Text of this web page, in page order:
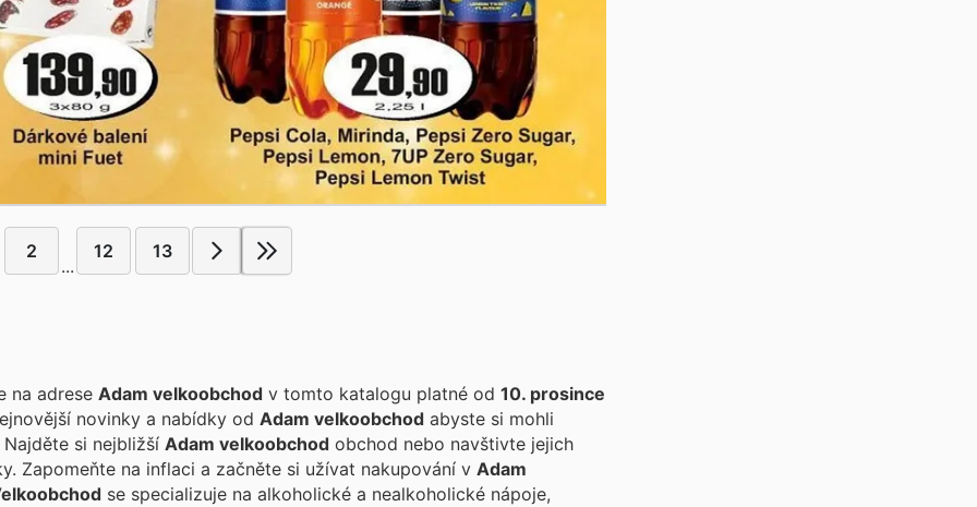
2
...
12 13
na adrese Adam velkoobchod v tomto katalogu platné od 10. prosince
novinky a nabídky od Adam velkoobchod abyste si mohli
si nejbližší Adam velkoobchod obchod nebo navštivte jejich
Zapomeňte na inflaci a začněte si užívat nakupování v Adam
se specializuje na alkoholické a nealkoholické nápoje,